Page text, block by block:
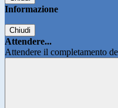
Informazione
Chiudi
Attendere...
Attendere il completamento